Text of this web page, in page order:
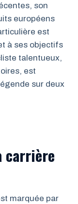
son
européens
est
à ses objectifs
talentueux,
est
sur deux
carrière
marquée par